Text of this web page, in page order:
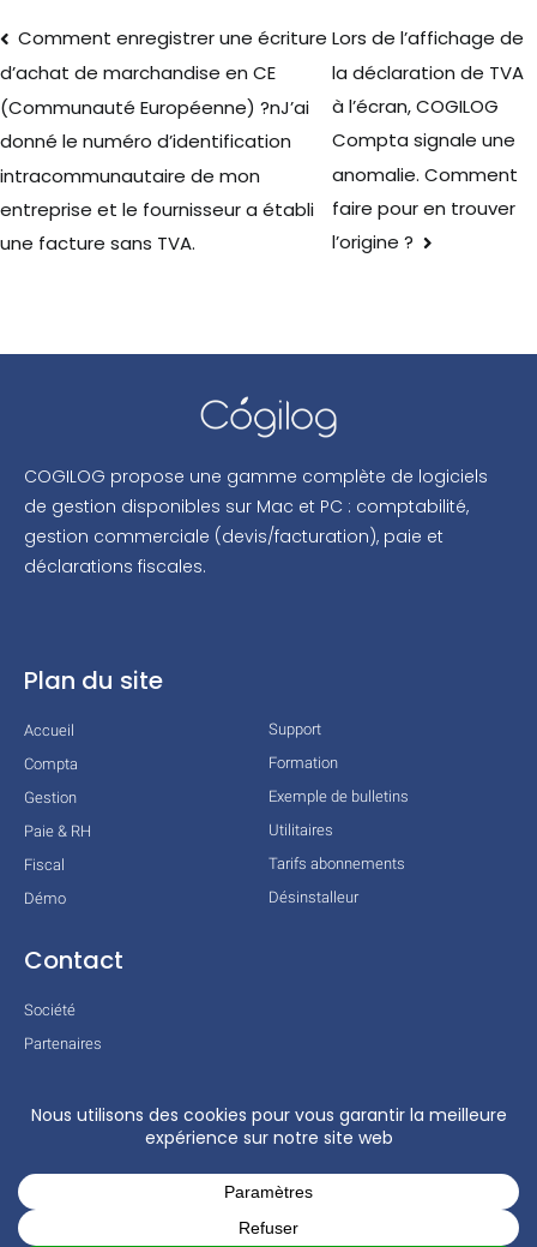
Comment enregistrer une écriture
d’achat de marchandise en CE
(Communauté Européenne) ?nJ’ai
donné le numéro d’identification
intracommunautaire de mon
entreprise et le fournisseur a établi
une facture sans TVA.
Lors de l’affichage de
la déclaration de TVA
à l’écran, COGILOG
Compta signale une
anomalie. Comment
faire pour en trouver
l’origine ?
COGILOG propose une gamme complète de logiciels
de gestion disponibles sur Mac et PC : comptabilité,
gestion commerciale (devis/facturation), paie et
déclarations fiscales.
Plan du site
Accueil
Compta
Gestion
Paie & RH
Fiscal
Démo
Support
Formation
Exemple de bulletins
Utilitaires
Tarifs abonnements
Désinstalleur
Contact
Société
Partenaires
Mentions légales
Conditions générales
Actualités